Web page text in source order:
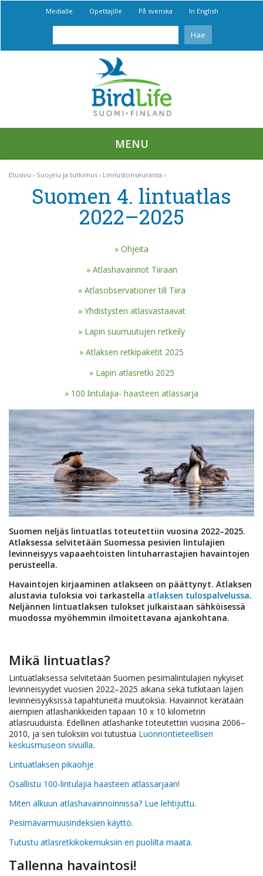
Medialle Opettajille På svenska In English
MENU
Etusivu Suojelu ja tutkimus Linnustonseuranta
Suomen 4. lintuatlas
2022–2025
Ohjeita
Atlashavainnot Tiiraan
Atlasobservationer till Tiira
Yhdistysten atlasvastaavat
Lapin suurruutujen retkeily
Atlaksen retkipaketit 2025
Lapin atlasretki 2025
100 lintulajia- haasteen atlassarja
Suomen neljäs lintuatlas toteutettiin vuosina 2022–2025.
Atlaksessa selvitetään Suomessa pesivien lintulajien
levinneisyys vapaaehtoisten lintuharrastajien havaintojen
perusteella.
Havaintojen kirjaaminen atlakseen on päättynyt. Atlaksen
alustavia tuloksia voi tarkastella atlaksen tulospalvelussa.
Neljännen lintuatlaksen tulokset julkaistaan sähköisessä
muodossa myöhemmin ilmoitettavana ajankohtana.
Mikä lintuatlas?
Lintuatlaksessa selvitetään Suomen pesimälintulajien nykyiset
levinneisyydet vuosien 2022–2025 aikana sekä tutkitaan lajien
levinneisyyksissä tapahtuneita muutoksia. Havainnot kerätään
aiempien atlashankkeiden tapaan 10 x 10 kilometrin
atlasruuduista. Edellinen atlashanke toteutettiin vuosina 2006–
2010, ja sen tuloksiin voi tutustua Luonnontieteellisen
keskusmuseon sivuilla.
Lintuatlaksen pikaohje
Osallistu 100-lintulajia haasteen atlassarjaan!
Miten alkuun atlashavainnoinnissa? Lue lehtijuttu.
Pesimävarmuusindeksien käyttö.
Tutustu atlasretkikokemuksiin eri puolilta maata.
Tallenna havaintosi!